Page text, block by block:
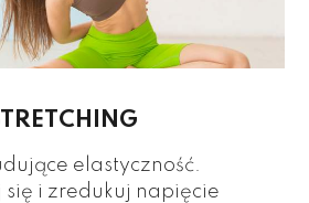
elastyczność.
się i zredukuj napięcie